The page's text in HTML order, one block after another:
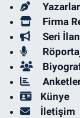
Yazarlar
Firma
Seri İlan
Künye
İletişim